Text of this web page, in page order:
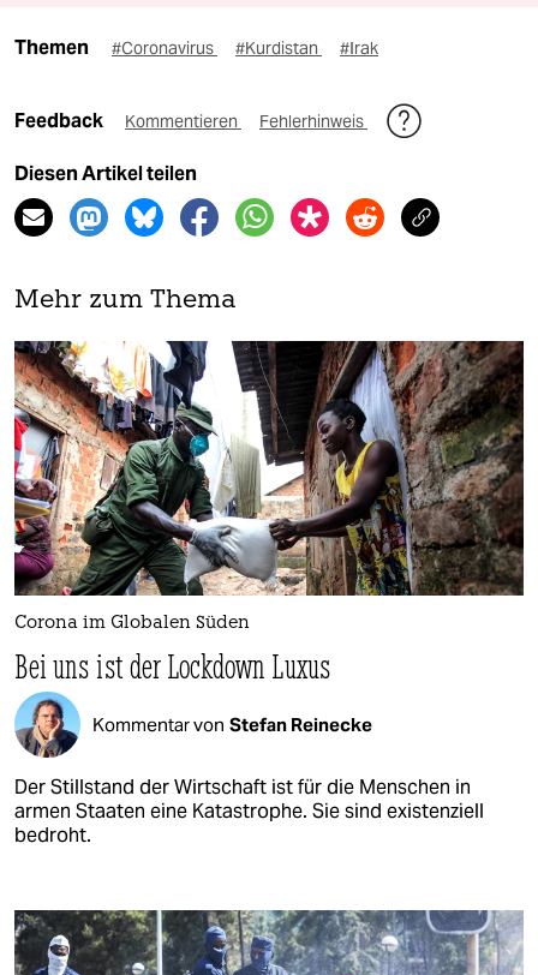
Themen #Coronavirus #Kurdistan #Irak
Feedback Kommentieren Fehlerhinweis
Diesen Artikel teilen
Mehr zum Thema
Corona im Globalen Süden
Bei uns ist der Lockdown Luxus
Kommentar von Stefan Reinecke
Der Stillstand der Wirtschaft ist für die Menschen in
armen Staaten eine Katastrophe. Sie sind existenziell
bedroht.